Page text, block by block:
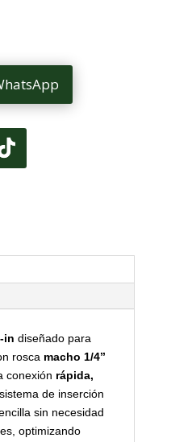
in diseñado para
rosca macho 1/4”
conexión rápida,
de inserción
sin necesidad
optimizando